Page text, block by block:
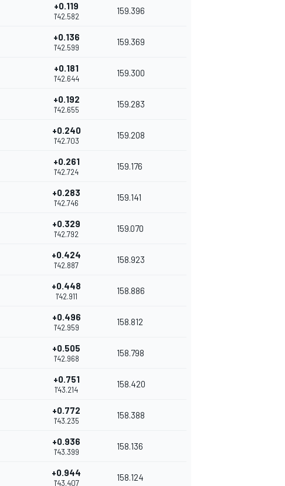
+0.119
1'42.582
159.396
+0.136
1'42.599
159.369
+0.181
1'42.644
159.300
+0.192
1'42.655
159.283
+0.240
1'42.703
159.208
+0.261
1'42.724
159.176
+0.283
1'42.746
159.141
+0.329
1'42.792
159.070
+0.424
1'42.887
158.923
+0.448
1'42.911
158.886
+0.496
1'42.959
158.812
+0.505
1'42.968
158.798
+0.751
1'43.214
158.420
+0.772
1'43.235
158.388
+0.936
1'43.399
158.136
+0.944
1'43.407
158.124